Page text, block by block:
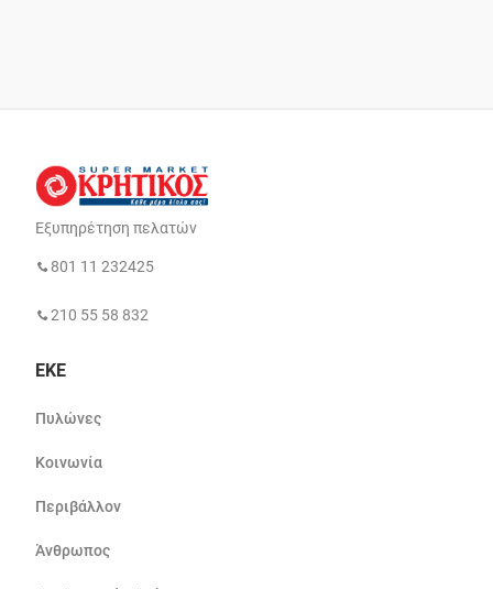
Εξυπηρέτηση πελατών
801 11 232425
210 55 58 832
ΕΚΕ
Πυλώνες
Κοινωνία
Περιβάλλον
Άνθρωπος